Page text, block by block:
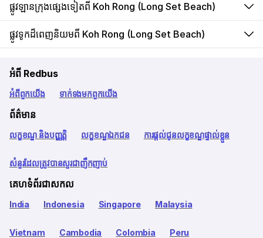
ផ្លូវឡានក្រុងផ្សេងទៀតពី Koh Rong (Long Set Beach)
ផ្លូវទូកដ៏ពេញនិយមពី Koh Rong (Long Set Beach)
អំពី Redbus
អំពី​ពួក​យើង ទាក់ទង​មក​ពួក​យើង
ព័ត៌មាន
លក្ខខណ្ឌ និងបញ្ញត្តិ លក្ខខណ្ឌឯកជន ការផ្តល់ជូនលក្ខខណ្ឌផ្ទាល់ខ្លួន
សំនួរដែលត្រូវបានសួរជាញឹកញាប់
គេហទំព័រជាសកល
India Indonesia Singapore Malaysia
Vietnam Cambodia Colombia Peru